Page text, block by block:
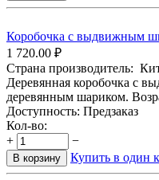
Коробочка с выдвижным
1 720.00 ₽
Страна производитель:
Деревянная коробочка с
деревянным шариком.
Доступность: Предзаказ
Кол-во:
+
−
В корзину Купить в один